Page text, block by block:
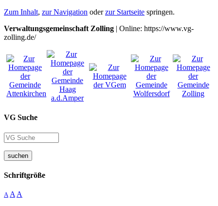
Zum Inhalt, zur Navigation oderzur Startseite springen.
Verwaltungsgemeinschaft Zolling | Online: https://www.vg-
zolling.de/
VG Suche
suchen
Schriftgröße
A A A